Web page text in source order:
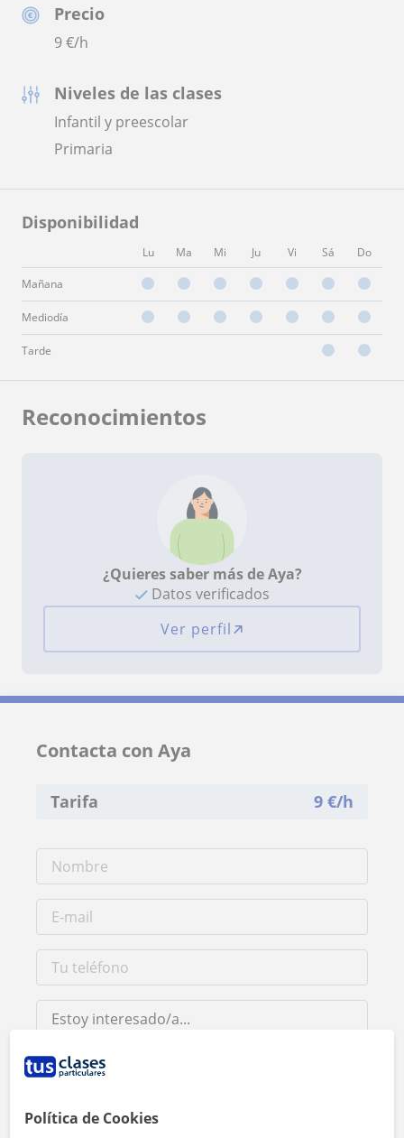
Precio
9€/h
Niveles de las clases
Infantil y preescolar
Primaria
Disponibilidad
Lu Ma Mi Ju Vi Sá Do
Mañana
Mediodía
Tarde
Reconocimientos
¿Quieres saber más de Aya?
Datos verificados
Ver perfil
Contacta con Aya
Tarifa 9 €/h
Al hacer clic, aceptas nuestro
Política de Cookies